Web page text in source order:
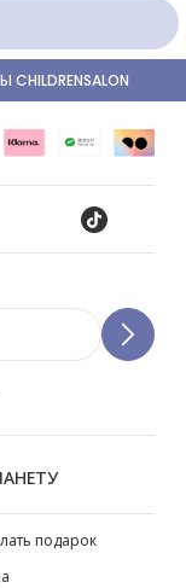
подарок